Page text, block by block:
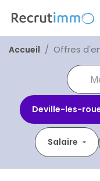
Accueil Offres
Deville-les-
Salaire